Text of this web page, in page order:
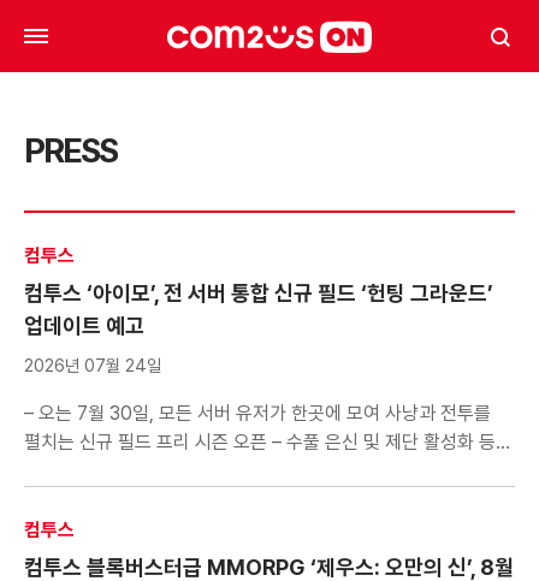
PRESS
컴투스
컴투스 ‘아이모’, 전 서버 통합 신규 필드 ‘헌팅 그라운드’
업데이트 예고
2026년 07월 24일
– 오는 7월 30일, 모든 서버 유저가 한곳에 모여 사냥과 전투를
펼치는 신규 필드 프리 시즌 오픈 – 수풀 은신 및 제단 활성화 등
유저들이 한 공간에 모여 대전을 펼칠 수 있는 신규 콘텐츠 ‘헌팅
그라운드’의 업데이트를 […]
컴투스
컴투스 블록버스터급 MMORPG ‘제우스: 오만의 신’, 8월